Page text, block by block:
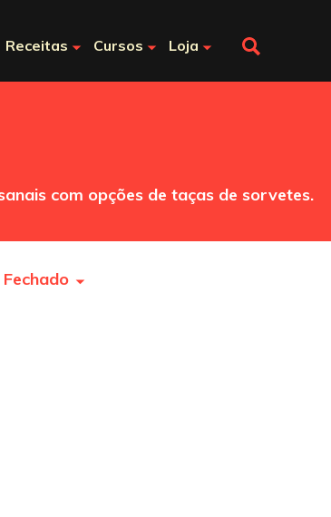
Receitas Cursos Loja
com opções de taças de sorvetes.
Fechado